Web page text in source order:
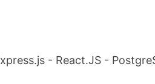
- React.JS -